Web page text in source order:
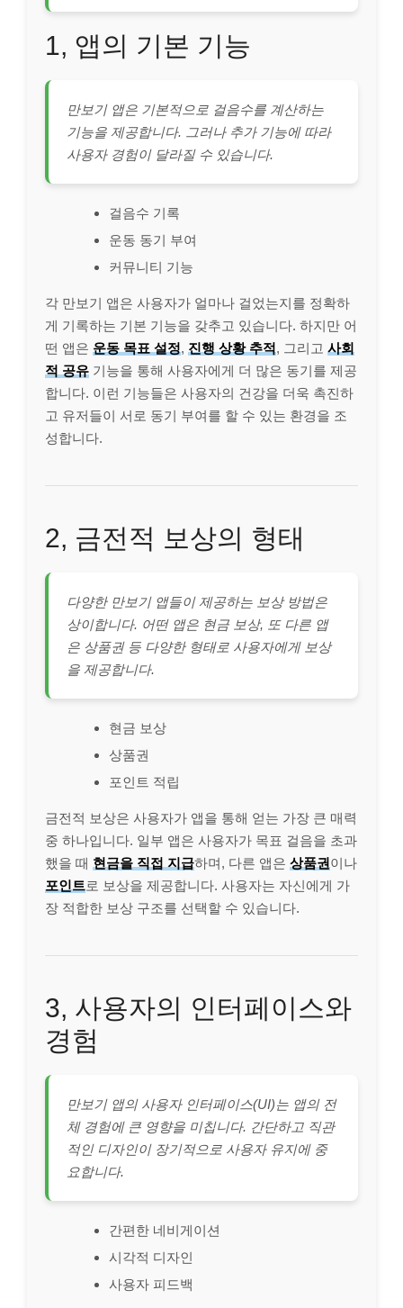
1, 앱의 기본 기능
만보기 앱은 기본적으로 걸음수를 계산하는
기능을 제공합니다. 그러나 추가 기능에 따라
사용자 경험이 달라질 수 있습니다.
걸음수 기록
운동 동기 부여
커뮤니티 기능
각 만보기 앱은 사용자가 얼마나 걸었는지를 정확하
게 기록하는 기본 기능을 갖추고 있습니다. 하지만 어
떤 앱은 운동 목표 설정, 진행 상황 추적, 그리고 사회
적 공유 기능을 통해 사용자에게 더 많은 동기를 제공
합니다. 이런 기능들은 사용자의 건강을 더욱 촉진하
고 유저들이 서로 동기 부여를 할 수 있는 환경을 조
성합니다.
2, 금전적 보상의 형태
다양한 만보기 앱들이 제공하는 보상 방법은
상이합니다. 어떤 앱은 현금 보상, 또 다른 앱
은 상품권 등 다양한 형태로 사용자에게 보상
을 제공합니다.
현금 보상
상품권
포인트 적립
금전적 보상은 사용자가 앱을 통해 얻는 가장 큰 매력
중 하나입니다. 일부 앱은 사용자가 목표 걸음을 초과
했을 때 현금을 직접 지급하며, 다른 앱은 상품권이나
포인트로 보상을 제공합니다. 사용자는 자신에게 가
장 적합한 보상 구조를 선택할 수 있습니다.
3, 사용자의 인터페이스와
경험
만보기 앱의 사용자 인터페이스(UI)는 앱의 전
체 경험에 큰 영향을 미칩니다. 간단하고 직관
적인 디자인이 장기적으로 사용자 유지에 중
요합니다.
간편한 네비게이션
시각적 디자인
사용자 피드백